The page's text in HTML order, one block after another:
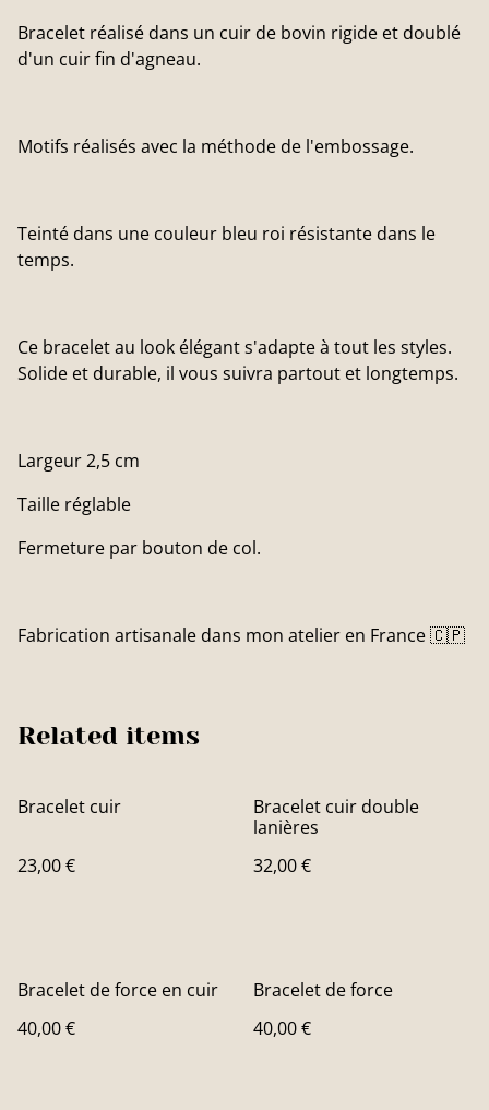
Bracelet réalisé dans un cuir de bovin rigide et doublé
d'un cuir fin d'agneau.
Motifs réalisés avec la méthode de l'embossage.
Teinté dans une couleur bleu roi résistante dans le
temps.
Ce bracelet au look élégant s'adapte à tout les styles.
Solide et durable, il vous suivra partout et longtemps.
Largeur 2,5 cm
Taille réglable
Fermeture par bouton de col.
Fabrication artisanale dans mon atelier en France 🇨🇵
Related items
Bracelet cuir
23,00 €
Bracelet cuir double
lanières
32,00 €
Bracelet de force en cuir
40,00 €
Bracelet de force
40,00 €